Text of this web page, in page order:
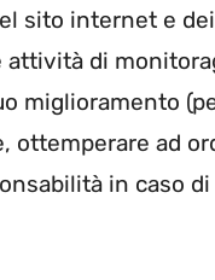
sito internet e
di
miglioramento
ottemperare ad
in caso